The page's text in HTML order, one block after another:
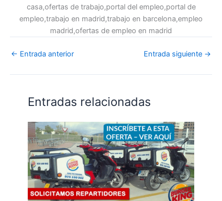
casa,ofertas de trabajo,portal del empleo,portal de
empleo,trabajo en madrid,trabajo en barcelona,empleo
madrid,ofertas de empleo en madrid
← Entrada anterior Entrada siguiente →
Entradas relacionadas